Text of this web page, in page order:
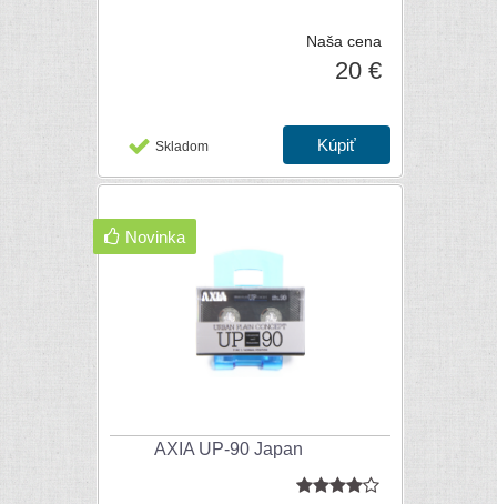
Naša cena
20 €
Skladom
AXIA UP-90 Japan
Novinka